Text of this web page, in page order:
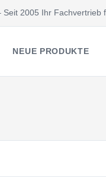
2005 Ihr Fachvertrieb
NEUE PRODUKTE